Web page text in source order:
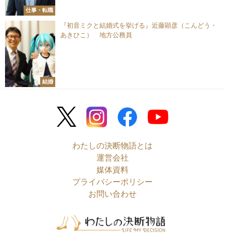
仕事・転職
結婚
『初音ミクと結婚式を挙げる』近藤顕彦（こんどう・
あきひこ） 地方公務員
わたしの決断物語とは
運営会社
媒体資料
プライバシーポリシー
お問い合わせ